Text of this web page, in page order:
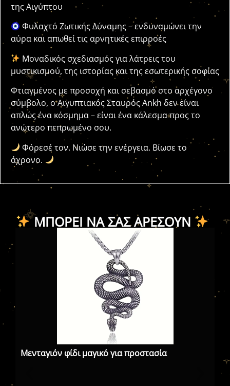
της Αιγύπτου
Φυλαχτό Ζωτικής Δύναμης – ενδυναμώνει την
αύρα και απωθεί τις αρνητικές επιρροές
Μοναδικός σχεδιασμός για λάτρεις του
μυστικισμού, της ιστορίας και της εσωτερικής σοφίας
Φτιαγμένος με προσοχή και σεβασμό στο αρχέγονο
σύμβολο, ο Αιγυπτιακός Σταυρός Ankh δεν είναι
απλώς ένα κόσμημα – είναι ένα κάλεσμα προς το
ανώτερο πεπρωμένο σου.
Φόρεσέ τον. Νιώσε την ενέργεια. Βίωσε το
άχρονο.
ΜΠΟΡΕΊ ΝΑ ΣΑΣ ΑΡΈΣΟΥΝ
Μενταγιόν φίδι μαγικό για προστασία